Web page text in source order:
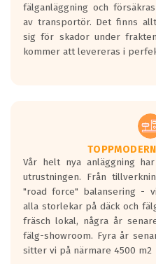
fälganläggning och
av transportör. Det finns
sig för skador under
kommer att levereras i
Vår helt nya anläggning
utrustningen. Från
"road force" balansering -
alla storlekar på däck och
fräsch lokal, några år
fälg-showroom. Fyra år
sitter vi på närmare 4500 m2